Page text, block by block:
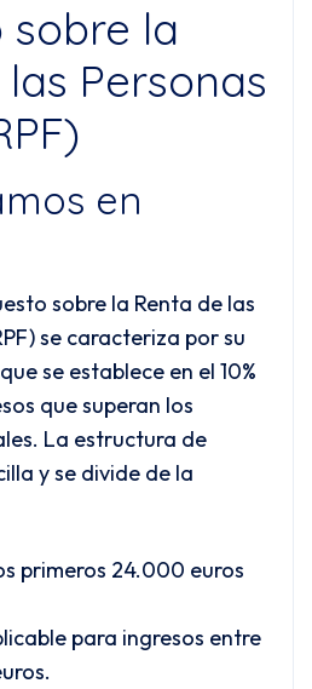
sobre la
Personas
en
sobre la Renta de las
se caracteriza por su
se establece en el 10%
que superan los
La estructura de
y se divide de la
primeros 24.000 euros
para ingresos entre